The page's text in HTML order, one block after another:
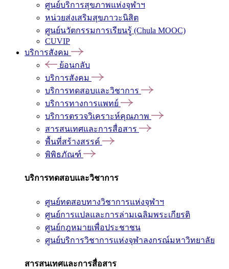
ศูนย์บริการสุขภาพแห่งจุฬาฯ
หน่วยส่งเสริมสุขภาวะนิสิต
ศูนย์นวัตกรรมการเรียนรู้ (Chula MOOC)
CUVIP
บริการสังคม
ย้อนกลับ
บริการสังคม
บริการทดสอบและวิชาการ
บริการทางการแพทย์
บริการตรวจวิเคราะห์คุณภาพ
สารสนเทศและการสื่อสาร
พื้นที่สร้างสรรค์
พิพิธภัณฑ์
บริการทดสอบและวิชาการ
ศูนย์ทดสอบทางวิชาการแห่งจุฬาฯ
ศูนย์การแปลและการล่ามเฉลิมพระเกียรติ
ศูนย์กฎหมายเพื่อประชาชน
ศูนย์บริการวิชาการแห่งจุฬาลงกรณ์มหาวิทยาลัย
สารสนเทศและการสื่อสาร